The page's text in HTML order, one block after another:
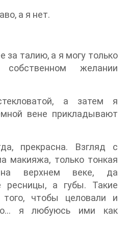
а я нет.
талию, а я могу только
желании
а затем я
вене прикладывают
прекрасна. Взгляд с
макияжа, только тонкая
верхнем веке, да
а губы. Такие
чтобы целовали и
я любуюсь ими как